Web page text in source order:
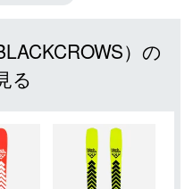
）の
る